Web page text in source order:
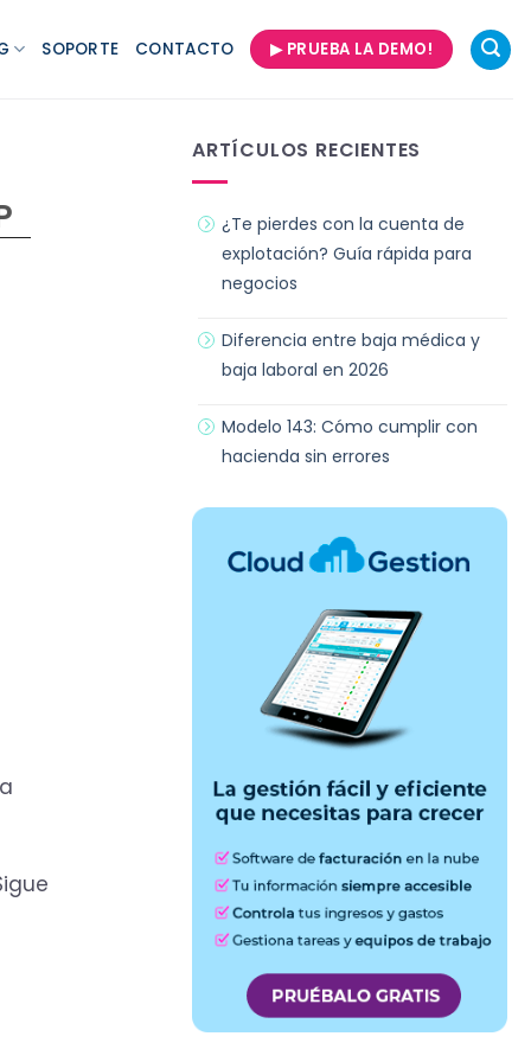
SOPORTE CONTACTO ▶ PRUEBA LA DEMO!
ARTÍCULOS RECIENTES
¿Te pierdes con la cuenta de
explotación? Guía rápida para
negocios
Diferencia entre baja médica y
baja laboral en 2026
Modelo 143: Cómo cumplir con
hacienda sin errores